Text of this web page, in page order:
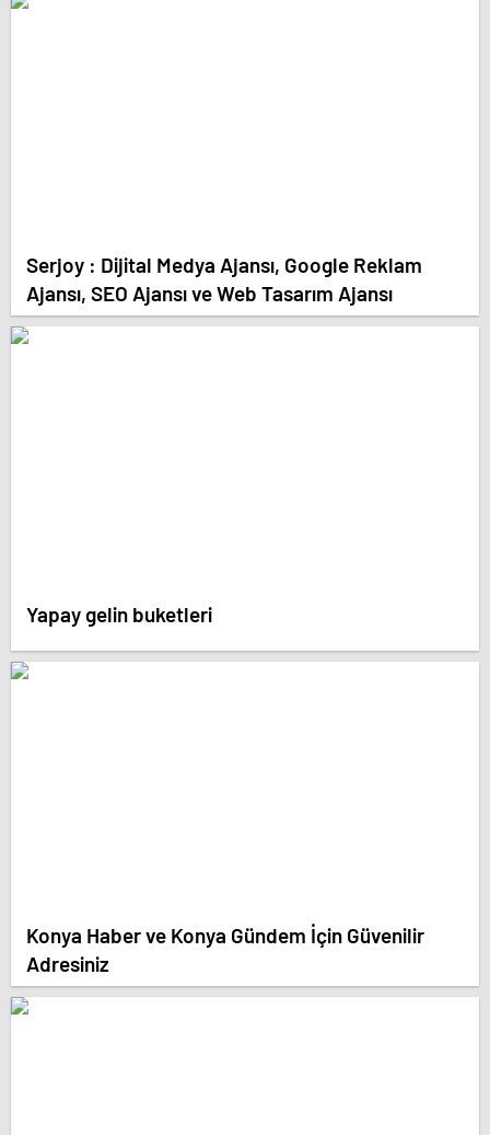
Serjoy : Dijital Medya Ajansı, Google Reklam
Ajansı, SEO Ajansı ve Web Tasarım Ajansı
Yapay gelin buketleri
Konya Haber ve Konya Gündem İçin Güvenilir
Adresiniz